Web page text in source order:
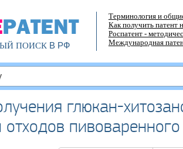
ПОИСКВ РФ
Терминология и
Как получить патент
Роспатент -
Международная
глюкан-